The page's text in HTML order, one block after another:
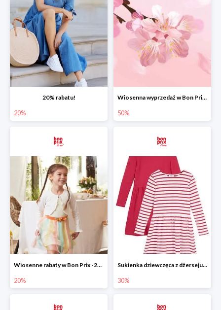
20% rabatu!
20%
Wiosenna wyprzedaż w Bon Prix do -50%
50%
Wiosenne rabaty w Bon Prix -20%
20%
Sukienka dziewczęca z dżerseju -30%
30%